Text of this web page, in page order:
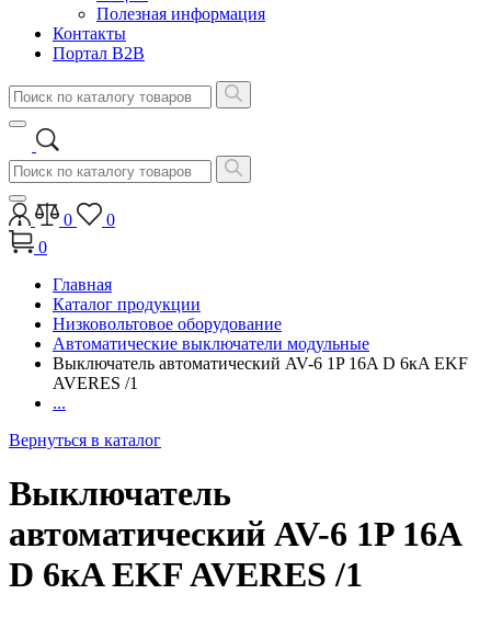
Полезная информация
Контакты
Портал B2B
0
0
0
Главная
Каталог продукции
Низковольтовое оборудование
Автоматические выключатели модульные
Выключатель автоматический AV-6 1P 16A D 6кA EKF
AVERES /1
...
Вернуться в каталог
Выключатель
автоматический AV-6 1P 16A
D 6кA EKF AVERES /1